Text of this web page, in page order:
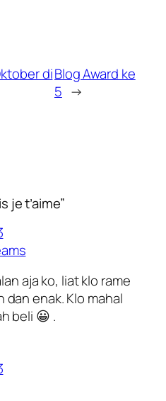
diBlog Award ke
5 →
je t’aime”
aja ko, liat klo rame
dan enak. Klo mahal
beli 😀 .